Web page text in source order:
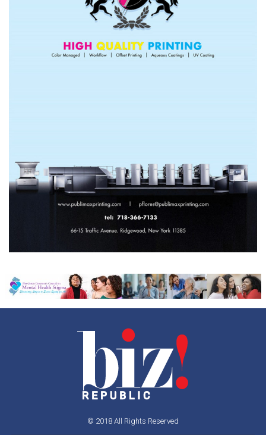
© 2018 All Rights Reserved